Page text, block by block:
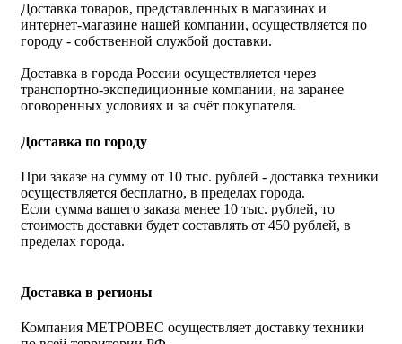
Доставка товаров, представленных в магазинах и
интернет-магазине нашей компании, осуществляется по
городу - собственной службой доставки.
Доставка в города России осуществляется через
транспортно-экспедиционные компании, на заранее
оговоренных условиях и за счёт покупателя.
Доставка по городу
При заказе на сумму от 10 тыс. рублей - доставка техники
осуществляется бесплатно, в пределах города.
Если сумма вашего заказа менее 10 тыс. рублей, то
стоимость доставки будет составлять от 450 рублей, в
пределах города.
Доставка в регионы
Компания МЕТРОВЕС осуществляет доставку техники